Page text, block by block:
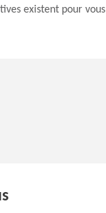
existent pour vous